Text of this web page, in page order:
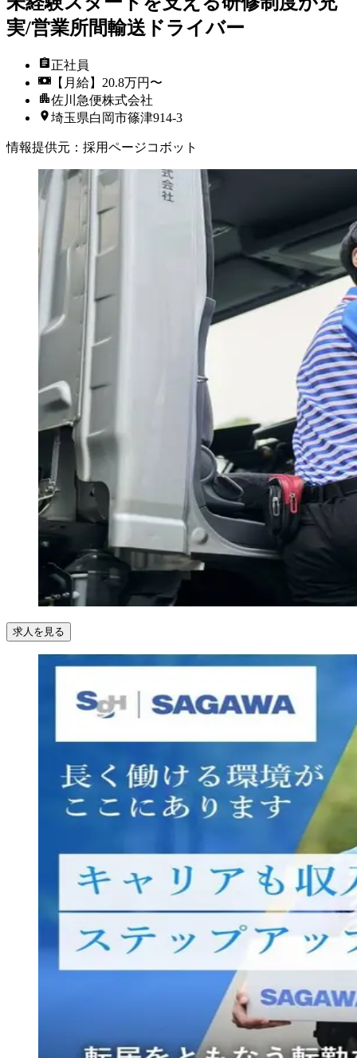
実/営業所間輸送ドライバー
正社員
【月給】20.8万円〜
佐川急便株式会社
埼玉県白岡市篠津914-3
情報提供元 ： 採用ページコボット
求人を見る